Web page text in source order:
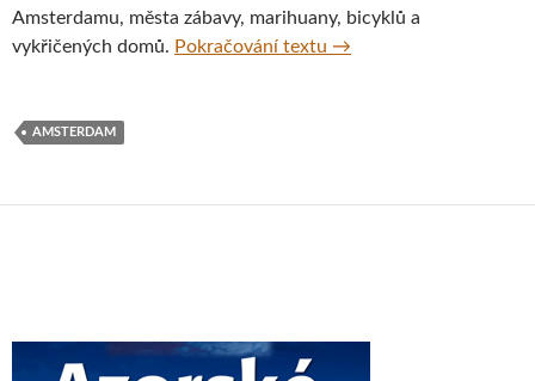
Amsterdamu, města zábavy, marihuany, bicyklů a
vykřičených domů. Pokračování textu Čtyři kola, koláčky a
→
AMSTERDAM